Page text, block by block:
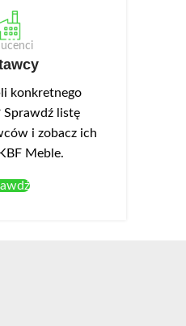
konkretnego
Sprawdź listę
i zobacz ich
Meble.